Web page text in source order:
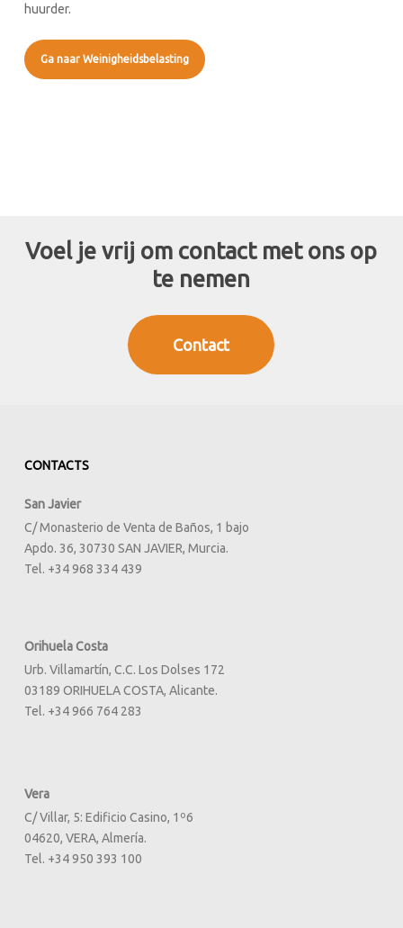
huurder.
Ga naar Weinigheidsbelasting
Voel je vrij om contact met ons op
te nemen
Contact
CONTACTS
San Javier
C/ Monasterio de Venta de Baños, 1 bajo
Apdo. 36, 30730 SAN JAVIER, Murcia.
Tel. +34 968 334 439
Orihuela Costa
Urb. Villamartín, C.C. Los Dolses 172
03189 ORIHUELA COSTA, Alicante.
Tel. +34 966 764 283
Vera
C/ Villar, 5: Edificio Casino, 1º6
04620, VERA, Almería.
Tel. +34 950 393 100